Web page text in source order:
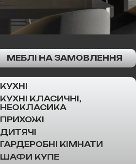
МЕБЛІ НА ЗАМОВЛЕННЯ
КУХНІ
КУХНІ КЛАСИЧНІ,
НЕОКЛАСИКА
ПРИХОЖІ
ДИТЯЧІ
ГАРДЕРОБНІ КІМНАТИ
ШАФИ КУПЕ